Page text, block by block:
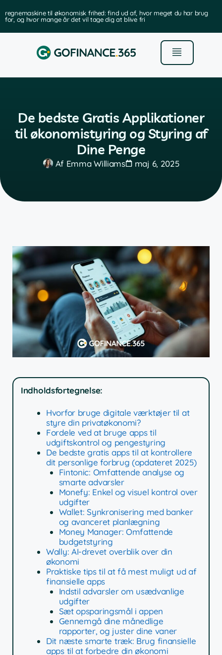
regnemaskine til økonomisk frihed: find ud af, hvor meget du har brug
for, og hvor mange år det vil tage dig at blive fri
De bedste Gratis Applikationer
til økonomistyring og Styring af
Dine Penge
AfEmma Williams maj 6, 2025
Indholdsfortegnelse:
Hvorfor bruge digitale værktøjer til at
styre din privatøkonomi?
Fordele ved at bruge apps til
udgiftskontrol og pengestyring
De bedste gratis apps til at kontrollere
dit personlige forbrug (opdateret 2025)
Fintonic: Omfattende analyse og
smarte advarsler
Monefy: Enkel og visuel kontrol over
udgifter
Wallet: Synkronisering med banker
og avanceret planlægning
Money Manager: Omfattende
budgetstyring
Wally: AI-drevet overblik over din
økonomi
Praktiske tips til at få mest muligt ud af
finansielle apps
Indstil advarsler om usædvanlige
udgifter
Sæt opsparingsmål i appen
Gennemgå dine månedlige
rapporter, og juster dine vaner
Dit næste smarte træk: Brug finansielle
apps til at forbedre din økonomi